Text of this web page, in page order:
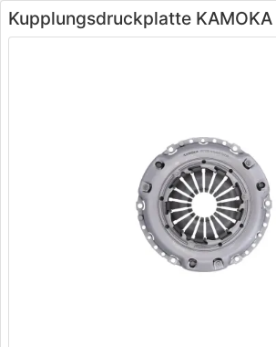
Kupplungsdruckplatte KAMOKA